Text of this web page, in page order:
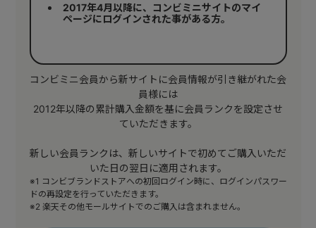
2017年4月以降に、コンビミニサイトのマイ
ページにログインされた事がある方。
コンビミニ会員から新サイトに会員情報が引き継がれた会
員様には
2012年以降の累計購入金額を基に会員ランクを設定させ
ていただきます。
新しい会員ランクは、新しいサイトで初めてご購入いただ
いた日の翌日に適用されます。
※1 コンビブランドストアへの初回ログイン時に、ログインパスワー
ドの再設定を行っていただきます。
※2 楽天その他モールサイトでのご購入は含まれません。